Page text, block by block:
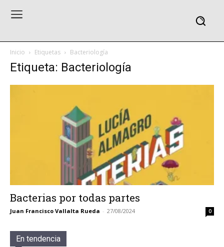
Inicio Etiquetas Bacteriología
Etiqueta: Bacteriología
Bacterias por todas partes
Juan Francisco Vallalta Rueda - 27/08/2024 0
En tendencia